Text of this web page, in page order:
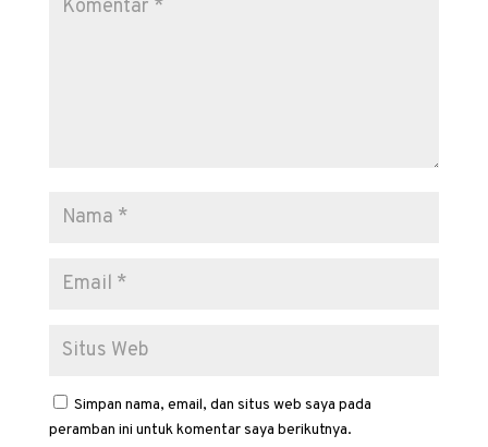
Simpan nama, email, dan situs web saya pada
peramban ini untuk komentar saya berikutnya.